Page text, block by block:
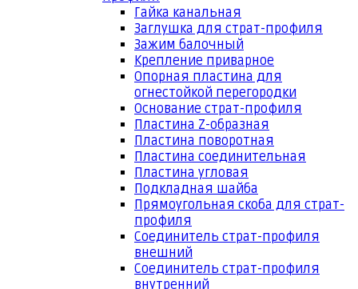
Гайка канальная
Заглушка для страт-профиля
Зажим балочный
Крепление приварное
Опорная пластина для
огнестойкой перегородки
Основание страт-профиля
Пластина Z-образная
Пластина поворотная
Пластина соединительная
Пластина угловая
Подкладная шайба
Прямоугольная скоба для страт-
профиля
Соединитель страт-профиля
внешний
Соединитель страт-профиля
внутренний